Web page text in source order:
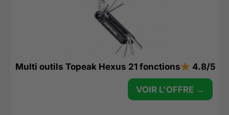
Multi outils Topeak Hexus 21 fonctions 4.8/5
VOIR L'OFFRE →